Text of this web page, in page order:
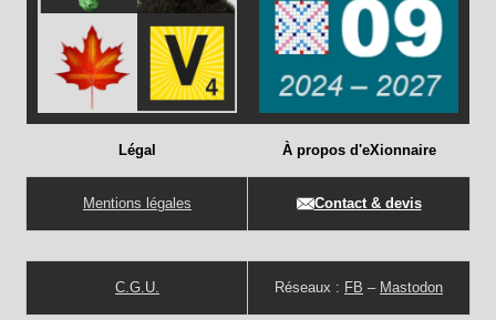
Légal
Mentions légales
C.G.U.
À propos d'eXionnaire
Contact & devis
Réseaux : FB – Mastodon